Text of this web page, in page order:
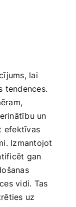
lai‍
tendences.
un
efektīvas
Izmantojot
gan
vidi. Tas
uz